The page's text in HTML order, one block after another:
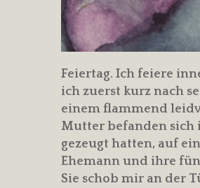
Feiertag. Ich feiere
ich zuerst kurz nach
einem flammend
Mutter befanden sich
gezeugt hatten, auf
Ehemann und ihre
Sie schob mir an der